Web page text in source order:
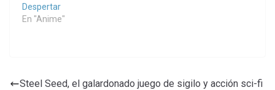
Despertar
En "Anime"
Steel Seed, el galardonado juego de sigilo y acción sci-fi